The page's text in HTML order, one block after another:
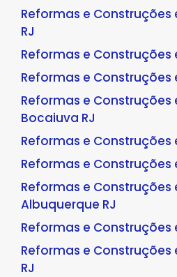
Reformas e Construções
RJ
Reformas e Construções
Reformas e Construções
Reformas e Construções
Bocaiuva RJ
Reformas e Construções
Reformas e Construções
Reformas e Construções
Albuquerque RJ
Reformas e Construções
Reformas e Construções
RJ